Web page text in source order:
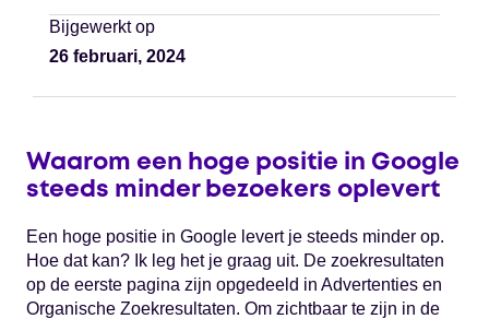
Bijgewerkt op
26 februari, 2024
Waarom een hoge positie in Google
steeds minder bezoekers oplevert
Een hoge positie in Google levert je steeds minder op.
Hoe dat kan? Ik leg het je graag uit. De zoekresultaten
op de eerste pagina zijn opgedeeld in Advertenties en
Organische Zoekresultaten. Om zichtbaar te zijn in de